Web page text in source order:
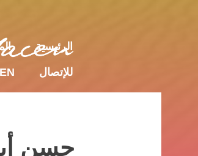
الرئيسية
للإتصال EN
حسن